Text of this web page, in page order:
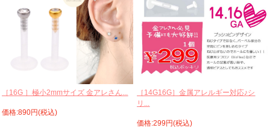
［16G ］極小2mmサイズ 金アレさん...
価格:890円(税込)
［14G16G］金属アレルギー対応♪シ
リ...
価格:299円(税込)